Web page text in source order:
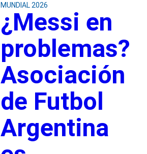
MUNDIAL 2026
¿Messi en
problemas?
Asociación
de Futbol
Argentina